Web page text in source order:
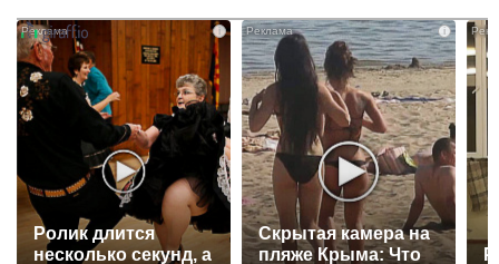
Ролик длится
несколько секунд, а
i
Скрытая камера на
пляже Крыма: Что